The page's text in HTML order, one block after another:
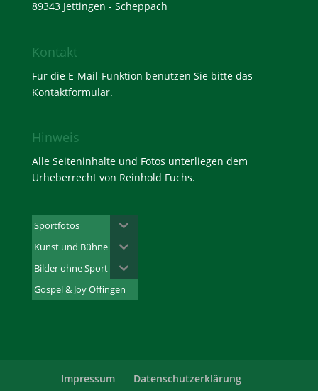
89343 Jettingen - Scheppach
Kontakt
Für die E-Mail-Funktion benutzen Sie bitte das
Kontaktformular.
Hinweis
Alle Seiteninhalte und Fotos unterliegen dem
Urheberrecht von Reinhold Fuchs.
Sportfotos
Kunst und Bühne
Bilder ohne Sport
Gospel & Joy Offingen
Impressum Datenschutzerklärung